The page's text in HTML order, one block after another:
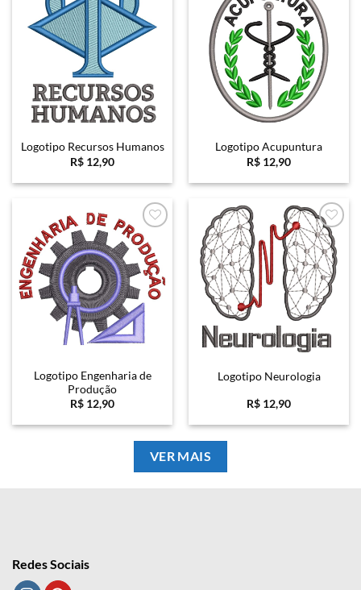
Favoritar
Logotipo Recursos Humanos
R$ 12,90
Favoritar
Logotipo Acupuntura
R$ 12,90
Favoritar
Logotipo Engenharia de
Produção
R$ 12,90
Favoritar
Logotipo Neurologia
R$ 12,90
VER MAIS
Redes Sociais